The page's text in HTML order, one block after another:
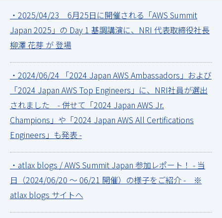
・2025/04/23 6月25日に開催される「AWS Summit
Japan 2025」の Day 1 基調講演に、NRI 代表取締役社長
柳澤 花芽 が 登場
・2024/06/24 「2024 Japan AWS Ambassadors」および
「2024 Japan AWS Top Engineers」に、NRI社員が選出
されました - 併せて「2024 Japan AWS Jr.
Champions」や「2024 Japan AWS All Certifications
Engineers」も発表 -
・atlax blogs / AWS Summit Japan 参加レポート！ - 当
日（2024/06/20 ～ 06/21 開催）の様子をご紹介 - ※
atlax blogs サイトへ